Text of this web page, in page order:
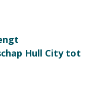
Hull City tot